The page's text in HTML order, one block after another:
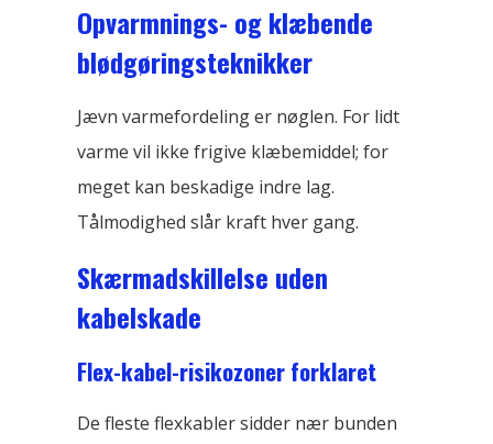
Opvarmnings- og klæbende
blødgøringsteknikker
Jævn varmefordeling er nøglen. For lidt
varme vil ikke frigive klæbemiddel; for
meget kan beskadige indre lag.
Tålmodighed slår kraft hver gang.
Skærmadskillelse uden
kabelskade
Flex-kabel-risikozoner forklaret
De fleste flexkabler sidder nær bunden